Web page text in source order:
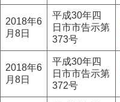
2018年6
月8日
平成30年四
日市市告示第
373号
2018年6
月8日
平成30年四
日市市告示第
372号